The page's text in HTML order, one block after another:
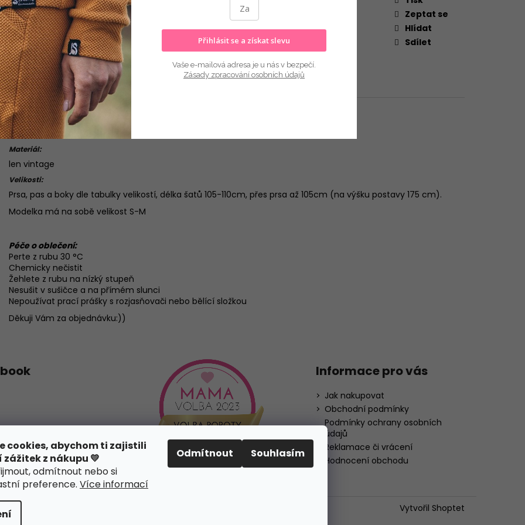
cookies, abychom ti zajistili
zážitek z nákupu 💛
odmítnout nebo si
preference. Více informací
Odmítnout Souhlasím
Zeptat se
Hlídat
Sdílet
Popis Hodnocení
Popis produktu:
elegantní šaty s kapsami a zavazováním vzadu
Materiál:
len vintage
Velikosti:
Prsa, pas a boky dle tabulky velikostí, délka šatů 105-110cm, přes prsa až 105cm (na výšku postavy 175 cm).
Modelka má na sobě velikost S-M
Péče o oblečení:
Perte z rubu 30 °C
Chemicky nečistit
Žehlete z rubu na nízký stupeň
Nesušit v sušičce a na přímém slunci
Nepoužívat prací prášky s rozjasňovači nebo bělící složkou
Děkuji Vám za objednávku:))
Informace pro vás
Jak nakupovat
Obchodní podmínky
Podmínky ochrany osobních
údajů
Reklamace či vrácení
Hodnocení obchodu
Vytvořil Shoptet
Upravit nastavení cookies
Přihlásit se a získat slevu
Vaše e-mailová adresa je u nás v bezpečí.
Zásady zpracování osobních údajů